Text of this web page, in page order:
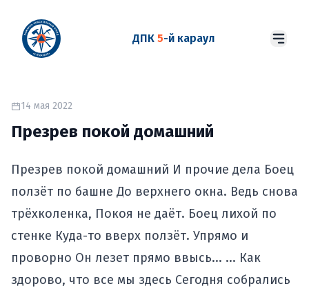
ДПК 5-й караул
14 мая 2022
Презрев покой домашний
Презрев покой домашний И прочие дела Боец
ползёт по башне До верхнего окна. Ведь снова
трёхколенка, Покоя не даёт. Боец лихой по
стенке Куда-то вверх ползёт. Упрямо и
проворно Он лезет прямо ввысь... ... Как
здорово, что все мы здесь Сегодня собрались